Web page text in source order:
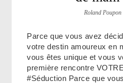
Roland Poupon
Parce que vous avez
votre destin amoureux en
vous êtes unique et vous
première rencontre
#Séduction Parce que